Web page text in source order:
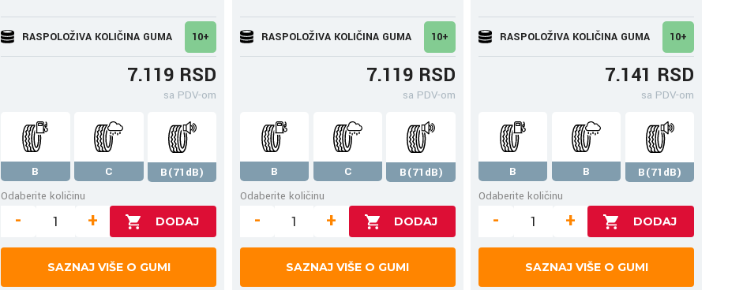
RASPOLOŽIVA KOLIČINA GUMA 10+
7.119 RSD
sa PDV-om
B C
B(71dB)
Odaberite količinu
- +
SAZNAJ VIŠE O GUMI
RASPOLOŽIVA KOLIČINA GUMA 10+
7.119 RSD
sa PDV-om
B C
B(71dB)
Odaberite količinu
- +
SAZNAJ VIŠE O GUMI
RASPOLOŽIVA KOLIČINA GUMA 10+
7.141 RSD
sa PDV-om
B B
B(71dB)
Odaberite količinu
- +
SAZNAJ VIŠE O GUMI